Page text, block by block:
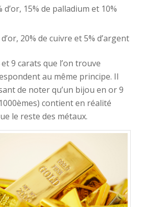
d’or, 15% de palladium et 10%
20% de cuivre et 5% d’argent
9 carats que l’on trouve
au même principe. Il
de noter qu’un bijou en or 9
contient en réalité
le reste des métaux.